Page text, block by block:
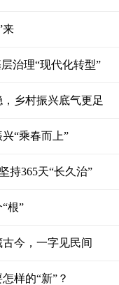
来
治理“现代化转型”
乡村振兴底气更足
“乘春而上”
持365天“长久治”
根”
今，一字见民间
样的“新”？